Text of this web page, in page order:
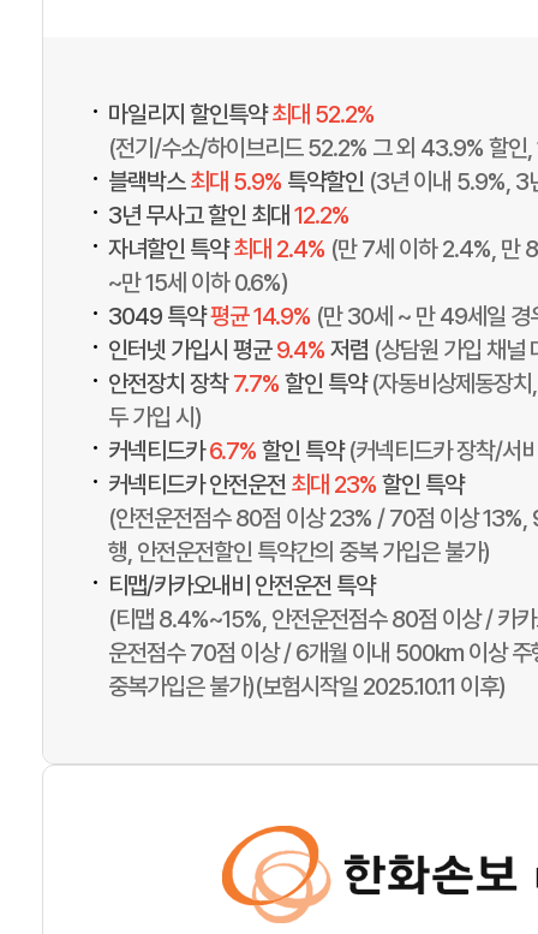
• 마일리지 할인특약최대 52.2%
(전기/수소/하이브리드 52.2% 그 외 43.9% 할인
• 블랙박스최대 5.9% 특약할인 (3년 이내 5.9%, 3
• 3년 무사고 할인 최대 12.2%
• 자녀할인 특약최대 2.4% (만 7세 이하 2.4%, 만
~만 15세 이하 0.6%)
• 3049 특약평균 14.9% (만 30세 ~ 만 49세일 경
• 인터넷 가입시 평균9.4% 저렴 (상담원 가입 채널
• 안전장치 장착7.7% 할인 특약(자동비상제동장
두 가입 시)
• 커넥티드카6.7% 할인 특약(커넥티드카 장착/서
• 커넥티드카 안전운전 최대 23% 할인 특약
(안전운전점수 80점 이상 23% / 70점 이상
행, 안전운전할인 특약간의 중복 가입은 불가)
• 티맵/카카오내비 안전운전 특약
(티맵 8.4%~15%, 안전운전점수 80점 이상 / 카
운전점수 70점 이상 / 6개월 이내 500km 이상 주
중복가입은 불가)(보험시작일 2025.10.11 이후)